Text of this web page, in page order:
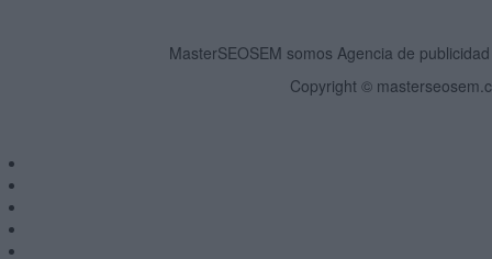
MasterSEOSEM somos Agencia de
Copyright ©